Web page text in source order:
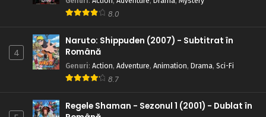
8.0
4
Naruto: Shippuden (2007) - Subtitrat în
Română
Genuri: Action, Adventure, Animation, Drama, Sci-Fi
8.7
Regele Shaman - Sezonul 1 (2001) - Dublat în